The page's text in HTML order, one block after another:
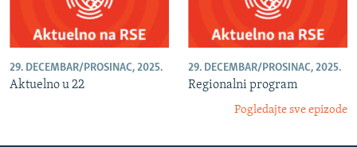
29. DECEMBAR/PROSINAC, 2025.
Aktuelno u 22
29. DECEMBAR/PROSINAC, 2025.
Regionalni program
Pogledajte sve epizode